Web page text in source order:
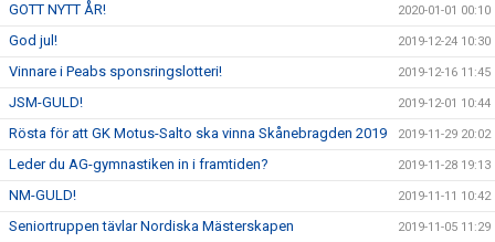
GOTT NYTT ÅR! 2020-01-01 00:10
God jul! 2019-12-24 10:30
Vinnare i Peabs sponsringslotteri! 2019-12-16 11:45
JSM-GULD! 2019-12-01 10:44
Rösta för att GK Motus-Salto ska vinna Skånebragden 2019 2019-11-29 20:02
Leder du AG-gymnastiken in i framtiden? 2019-11-28 19:13
NM-GULD! 2019-11-11 10:42
Seniortruppen tävlar Nordiska Mästerskapen 2019-11-05 11:29